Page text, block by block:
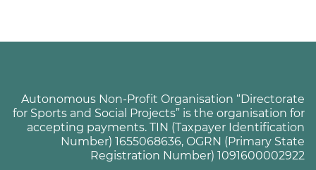
Autonomous Non-Profit Organisation “Directorate
for Sports and Social Projects” is the organisation for
accepting payments. TIN (Taxpayer Identification
Number) 1655068636, OGRN (Primary State
Registration Number) 1091600002922